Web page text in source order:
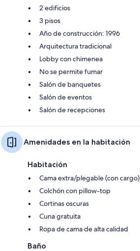
2 edificios
3 pisos
Año de construcción: 1996
Arquitectura tradicional
Lobby con chimenea
No se permite fumar
Salón de banquetes
Salón de eventos
Salón de recepciones
Amenidades en la habitación
Habitación
Cama extra/plegable (con cargo)
Colchón con pillow-top
Cortinas oscuras
Cuna gratuita
Ropa de cama de alta calidad
Baño